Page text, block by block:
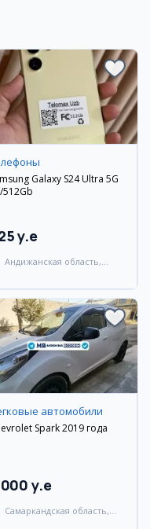
Galaxy S24 Ultra 5G
512Gb
y.e
Андижанская область,
автомобили
Spark 2019 года
y.e
Самаркандская область,